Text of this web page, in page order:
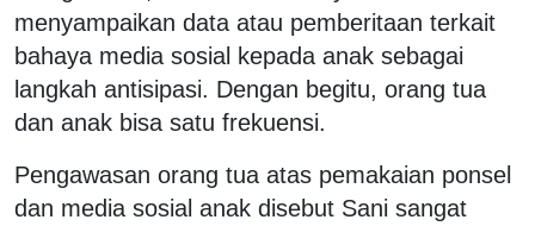
menyampaikan data atau pemberitaan terkait
bahaya media sosial kepada anak sebagai
langkah antisipasi. Dengan begitu, orang tua
dan anak bisa satu frekuensi.
Pengawasan orang tua atas pemakaian ponsel
dan media sosial anak disebut Sani sangat